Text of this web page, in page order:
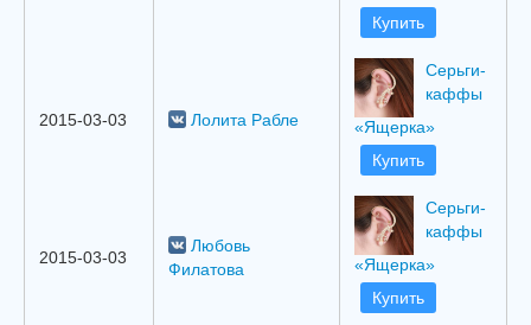
Купить
2015-03-03 Лолита Рабле
Серьги-
каффы
«Ящерка»
Купить
2015-03-03
Любовь
Филатова
Серьги-
каффы
«Ящерка»
Купить